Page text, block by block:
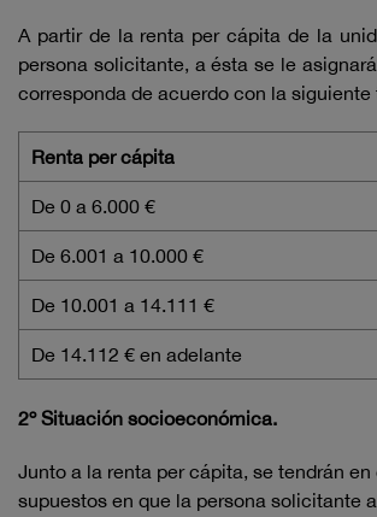
A partir de la renta per cápita de la
persona solicitante, a ésta se le
corresponda de acuerdo con la siguiente
Renta per cápita
De 0 a 6.000 €
De 6.001 a 10.000 €
De 10.001 a 14.111 €
De 14.112 € en adelante
2º Situación socioeconómica.
Junto a la renta per cápita, se tendrán
supuestos en que la persona solicitante